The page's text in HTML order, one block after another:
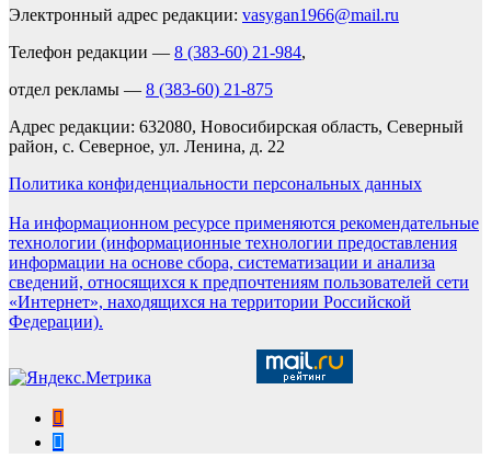
Электронный адрес редакции: vasygan1966@mail.ru
Телефон редакции — 8 (383-60) 21-984,
отдел рекламы — 8 (383-60) 21-875
Адрес редакции: 632080, Новосибирская область, Северный
район, с. Северное, ул. Ленина, д. 22
Политика конфиденциальности персональных данных
На информационном ресурсе применяются рекомендательные
технологии (информационные технологии предоставления
информации на основе сбора, систематизации и анализа
сведений, относящихся к предпочтениям пользователей сети
«Интернет», находящихся на территории Российской
Федерации).